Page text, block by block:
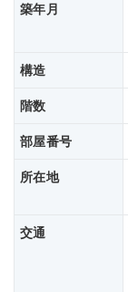
築年月
構造
階数
部屋番号
所在地
交通